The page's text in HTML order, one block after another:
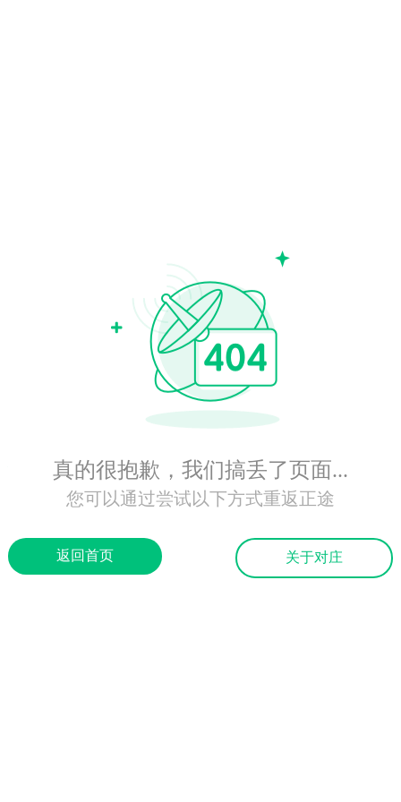
真的很抱歉，我们搞丢了页面...
您可以通过尝试以下方式重返正途
返回首页 关于对庄